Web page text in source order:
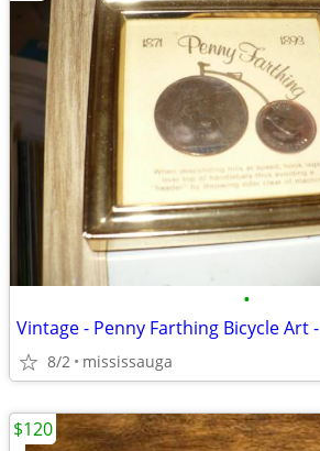
•
Vintage - Penny Farthing Bicycle Art
8/2 mississauga
$120